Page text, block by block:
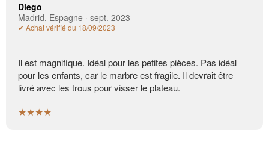
Diego
Madrid, Espagne · sept. 2023
✔ Achat vérifié du 18/09/2023
Il est magnifique. Idéal pour les petites pièces. Pas idéal
pour les enfants, car le marbre est fragile. Il devrait être
livré avec les trous pour visser le plateau.
★★★★